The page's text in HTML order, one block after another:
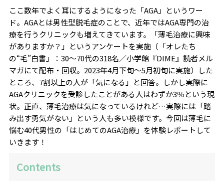
ここ数年でよく耳にするようになった「AGA」というワー
ド。AGAとは男性型脱毛症のことで、近年ではAGA専門の治
療を行うクリニックも増えてきています。「薄毛治療に興味
がありますか？」というアンケートを実施（「オレたち
の“毛”白書」：30～70代の318名／小学館『DIME』読者メル
マガにて配布・回収。2023年4月下旬～5月初旬に実施）した
ところ、7割以上の人が「気になる」と回答。しかし実際に
AGAクリニックを受診したことがある人はわずか3％という現
状。正直、薄毛治療は気になっているけれど…実際には「踏
み出す勇気がない」という人も多い模様です。今回は薄毛に
悩む40代男性の「はじめてのAGA治療」を体験レポートして
いきます！
Contents